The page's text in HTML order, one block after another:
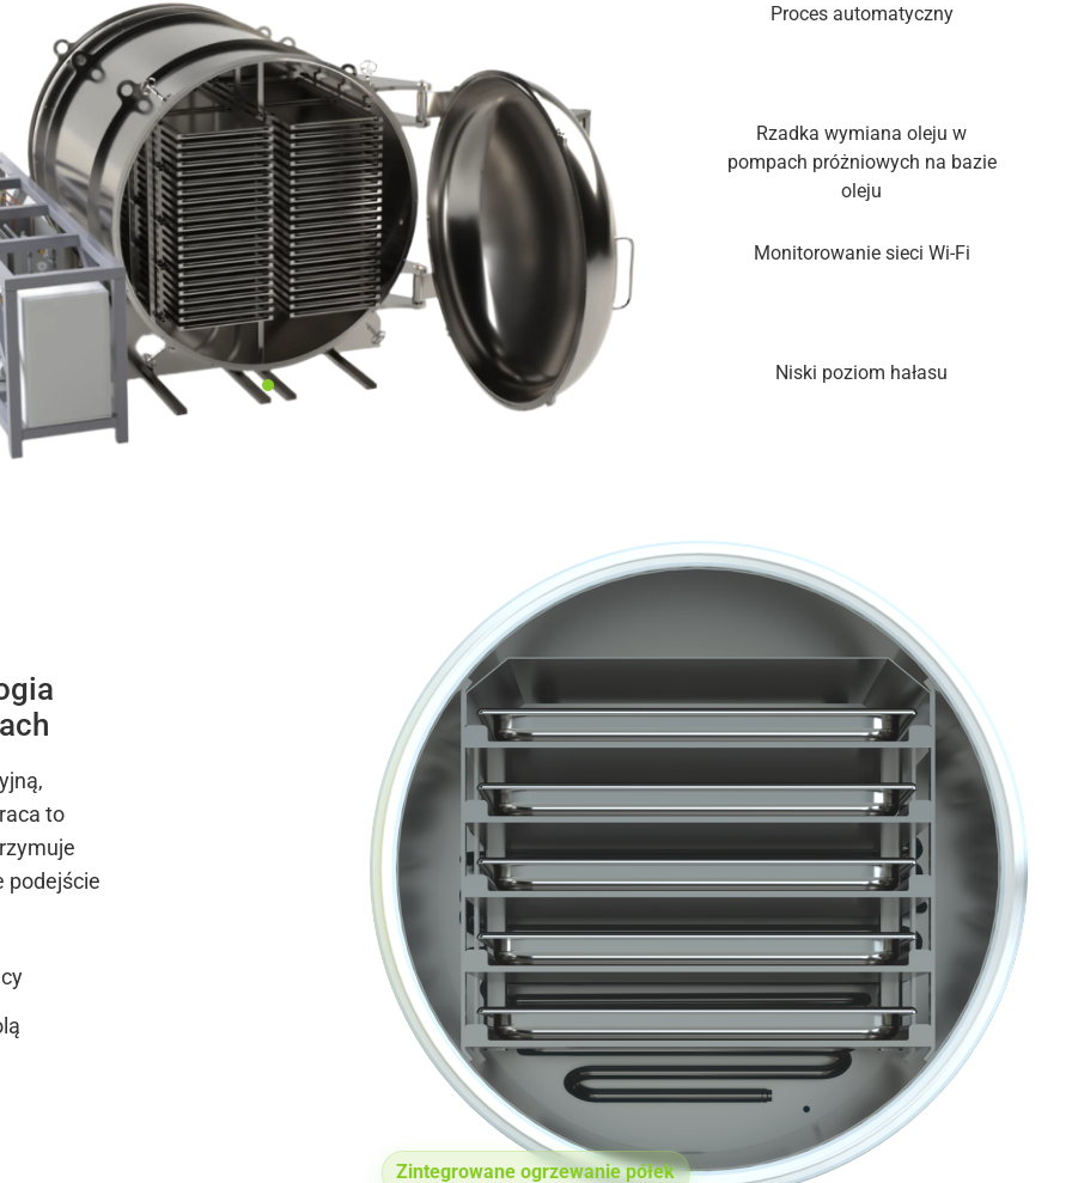
Monitorowanie sieci Wi-Fi
Rzadka wymiana oleju w
pompach próżniowych na bazie
oleju
Proces automatyczny
Niski poziom hałasu
to
podejście
Zintegrowane ogrzewanie półek